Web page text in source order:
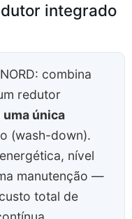
integrado
combina
redutor
uma única
(wash-down).
nível
manutenção —
total de